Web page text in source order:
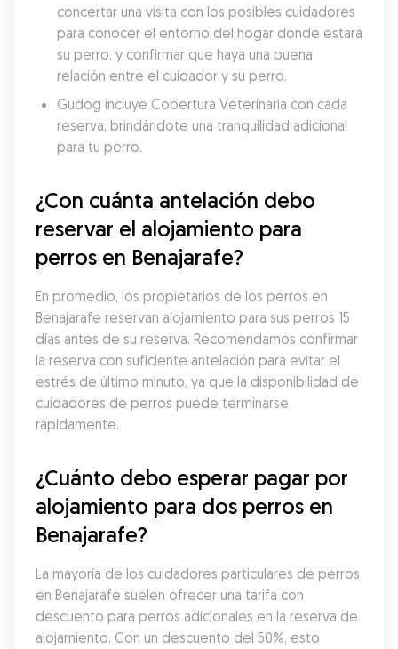
concertar una visita con los posibles cuidadores
para conocer el entorno del hogar donde estará
su perro, y confirmar que haya una buena
relación entre el cuidador y su perro.
Gudog incluye Cobertura Veterinaria con cada
reserva, brindándote una tranquilidad adicional
para tu perro.
¿Con cuánta antelación debo
reservar el alojamiento para
perros en Benajarafe?
En promedio, los propietarios de los perros en
Benajarafe reservan alojamiento para sus perros 15
días antes de su reserva. Recomendamos confirmar
la reserva con suficiente antelación para evitar el
estrés de último minuto, ya que la disponibilidad de
cuidadores de perros puede terminarse
rápidamente.
¿Cuánto debo esperar pagar por
alojamiento para dos perros en
Benajarafe?
La mayoría de los cuidadores particulares de perros
en Benajarafe suelen ofrecer una tarifa con
descuento para perros adicionales en la reserva de
alojamiento. Con un descuento del 50%, esto